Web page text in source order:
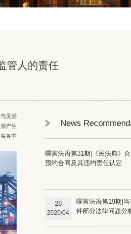
管人的责任
灵活
产生
务中
News
曜言法语第31期|《民法典》
预约合同及其违约责任认定
28
2020/04
曜言法语第19期|
件部分法律问题分